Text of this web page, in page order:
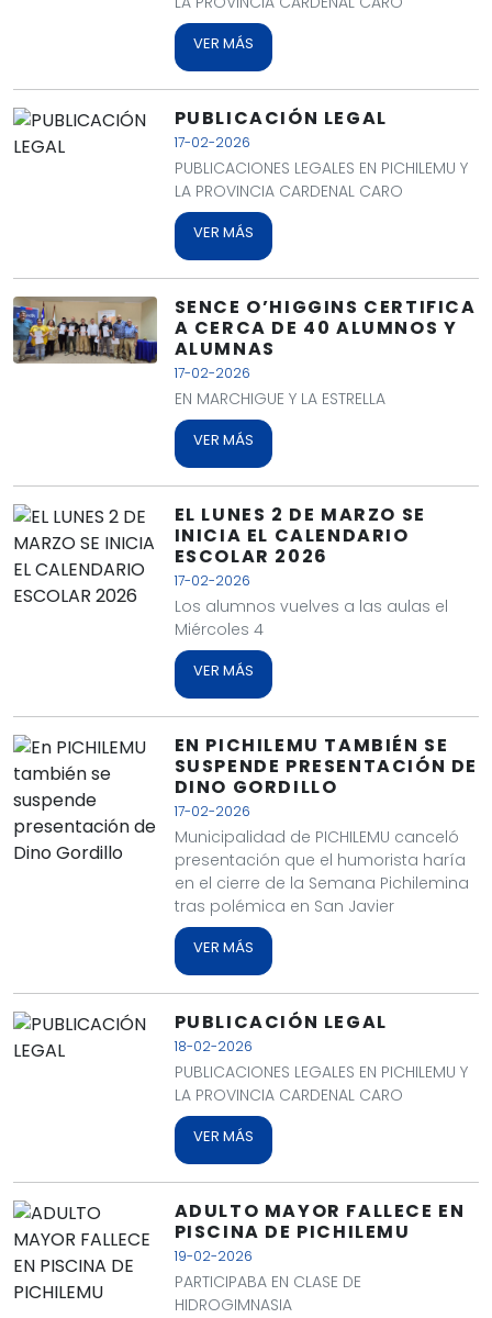
VER MÁS
PUBLICACIÓN LEGAL
17-02-2026
PUBLICACIONES LEGALES EN PICHILEMU Y
LA PROVINCIA CARDENAL CARO
VER MÁS
SENCE O’HIGGINS CERTIFICA
A CERCA DE 40 ALUMNOS Y
ALUMNAS
17-02-2026
EN MARCHIGUE Y LA ESTRELLA
VER MÁS
EL LUNES 2 DE MARZO SE
INICIA EL CALENDARIO
ESCOLAR 2026
17-02-2026
Los alumnos vuelves a las aulas el
Miércoles 4
VER MÁS
EN PICHILEMU TAMBIÉN SE
SUSPENDE PRESENTACIÓN DE
DINO GORDILLO
17-02-2026
Municipalidad de PICHILEMU canceló
presentación que el humorista haría
en el cierre de la Semana Pichilemina
tras polémica en San Javier
VER MÁS
PUBLICACIÓN LEGAL
18-02-2026
PUBLICACIONES LEGALES EN PICHILEMU Y
LA PROVINCIA CARDENAL CARO
VER MÁS
ADULTO MAYOR FALLECE EN
PISCINA DE PICHILEMU
19-02-2026
PARTICIPABA EN CLASE DE
HIDROGIMNASIA